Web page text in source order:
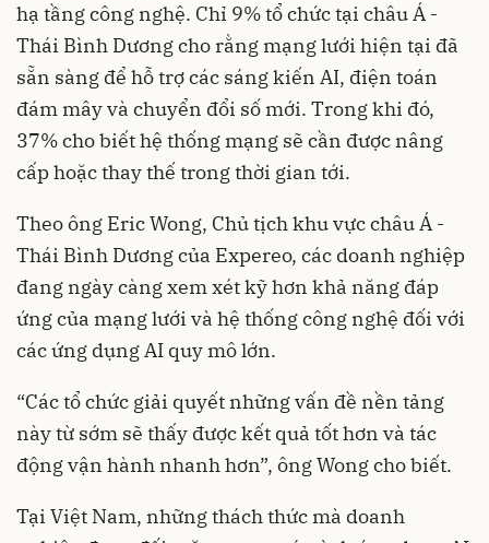
hạ tầng công nghệ. Chỉ 9% tổ chức tại châu Á -
Thái Bình Dương cho rằng mạng lưới hiện tại đã
sẵn sàng để hỗ trợ các sáng kiến AI, điện toán
đám mây và chuyển đổi số mới. Trong khi đó,
37% cho biết hệ thống mạng sẽ cần được nâng
cấp hoặc thay thế trong thời gian tới.
Theo ông Eric Wong, Chủ tịch khu vực châu Á -
Thái Bình Dương của Expereo, các doanh nghiệp
đang ngày càng xem xét kỹ hơn khả năng đáp
ứng của mạng lưới và hệ thống công nghệ đối với
các ứng dụng AI quy mô lớn.
“Các tổ chức giải quyết những vấn đề nền tảng
này từ sớm sẽ thấy được kết quả tốt hơn và tác
động vận hành nhanh hơn”, ông Wong cho biết.
Tại Việt Nam, những thách thức mà doanh